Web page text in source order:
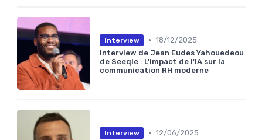
Interview • 18/12/2025
Interview de Jean Eudes Yahouedeou
de Seeqle : L'impact de l'IA sur la
communication RH moderne
Interview • 12/06/2025